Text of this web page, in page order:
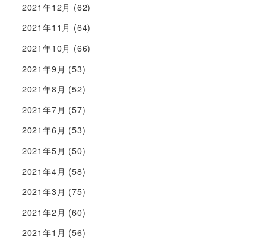
2021年12月 (62)
2021年11月 (64)
2021年10月 (66)
2021年9月 (53)
2021年8月 (52)
2021年7月 (57)
2021年6月 (53)
2021年5月 (50)
2021年4月 (58)
2021年3月 (75)
2021年2月 (60)
2021年1月 (56)